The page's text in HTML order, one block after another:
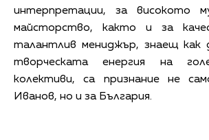
интерпретации, за високото
майсторство, както и за
талантлив мениджър, знаещ как
творческата енергия на
колективи, са признание не
Иванов, но и за България.